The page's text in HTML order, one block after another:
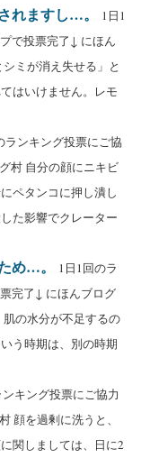
れますし…。
1日1
で投票完了↓ にほん
ミが消え失せる」と
はいけません。レモ
ランキング投票にご協
村 自分の顔にニキビ
ペタンコに押し潰し
た影響でクレーター
め…。
1日1回のラ
完了↓ にほんブログ
の水分が不足するの
う時期は、別の時期
キング投票にご協力
顔を過剰に洗うと、
関しましては、日に2